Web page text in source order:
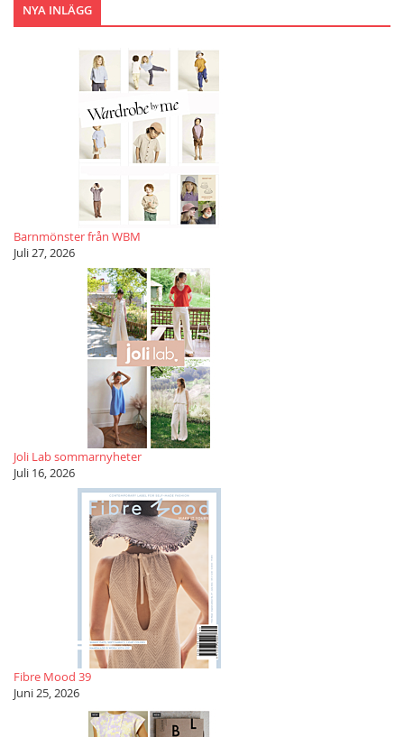
NYA INLÄGG
Barnmönster från WBM
Juli 27, 2026
Joli Lab sommarnyheter
Juli 16, 2026
Fibre Mood 39
Juni 25, 2026